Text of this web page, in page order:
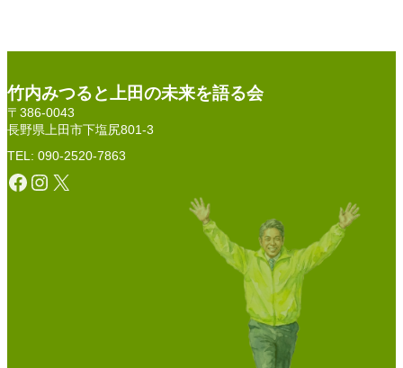
竹内みつると上田の未来を語る会
〒386-0043
長野県上田市下塩尻801-3
TEL: 090-2520-7863
Facebook Instagram X